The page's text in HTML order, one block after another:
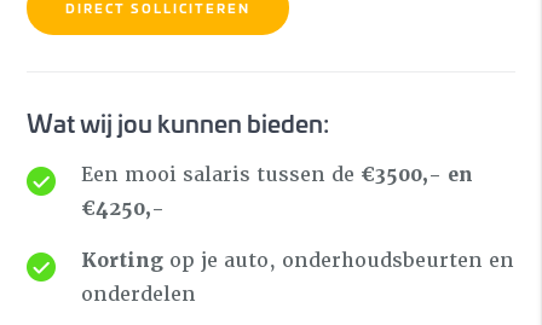
DIRECT SOLLICITEREN
Wat wij jou kunnen bieden:
Een mooi salaris tussen de €3500,- en
€4250,-
Korting op je auto, onderhoudsbeurten en
onderdelen